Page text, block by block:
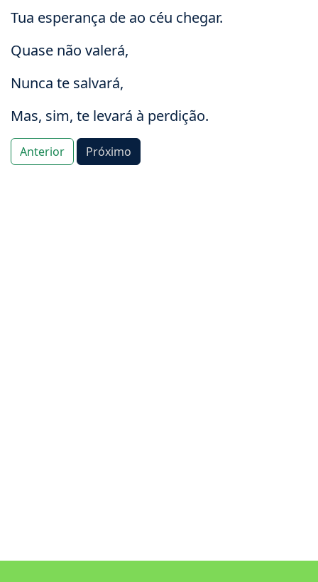
Tua esperança de ao céu chegar.
Quase não valerá,
Nunca te salvará,
Mas, sim, te levará à perdição.
Anterior Próximo